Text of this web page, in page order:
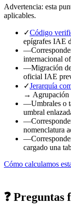
Advertencia: esta
aplicables.
✓Código
epígrafes IAE
—
internacional
—Migración
oficial IAE
✓Jerarquía
→ Agrupación
—Umbrales o
umbral
—
nomenclatura
—
cargado una
Cómo calculamos
❓ Preguntas